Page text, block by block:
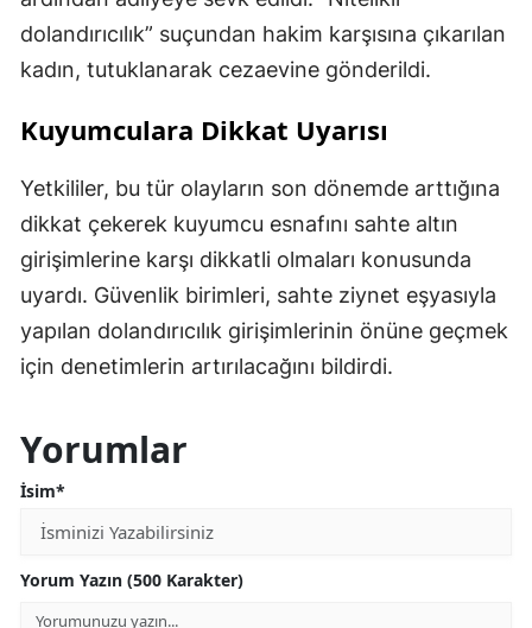
dolandırıcılık” suçundan hakim karşısına çıkarılan
kadın, tutuklanarak cezaevine gönderildi.
Kuyumculara Dikkat Uyarısı
Yetkililer, bu tür olayların son dönemde arttığına
dikkat çekerek kuyumcu esnafını sahte altın
girişimlerine karşı dikkatli olmaları konusunda
uyardı. Güvenlik birimleri, sahte ziynet eşyasıyla
yapılan dolandırıcılık girişimlerinin önüne geçmek
için denetimlerin artırılacağını bildirdi.
Yorumlar
İsim*
Yorum Yazın (500 Karakter)